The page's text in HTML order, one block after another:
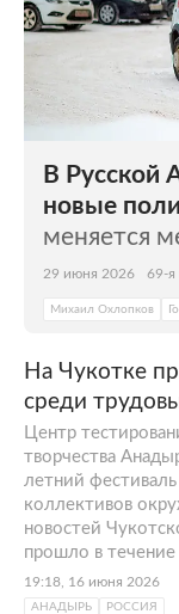
самой
В Русской
новые
меняется
29 июня 2026 69-я
Михаил Охлопков
На Чукотке
среди
Центр
творчества
летний
коллективов
новостей
прошло в течение
19:18, 16 июня 2026
АНАДЫРЬ РОССИЯ